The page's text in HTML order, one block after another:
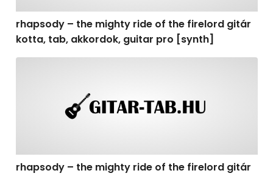
rhapsody – the mighty ride of the firelord gitár
kotta, tab, akkordok, guitar pro [synth]
rhapsody – the mighty ride of the firelord gitár